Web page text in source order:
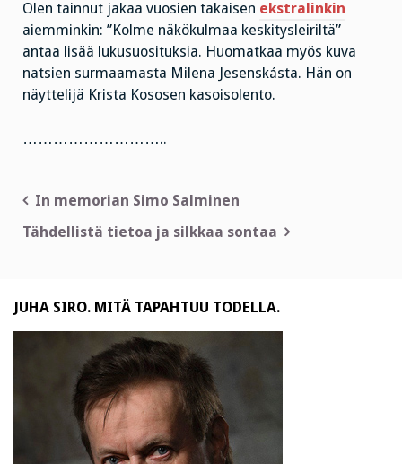
Olen tainnut jakaa vuosien takaisen ekstralinkin
aiemminkin: ”Kolme näkökulmaa keskitysleiriltä”
antaa lisää lukusuosituksia. Huomatkaa myös kuva
natsien surmaamasta Milena Jesenskásta. Hän on
näyttelijä Krista Kososen kasoisolento.
………………………..
Artikkelien
selaus
In memorian Simo Salminen
Tähdellistä tietoa ja silkkaa sontaa
JUHA SIRO. MITÄ TAPAHTUU TODELLA.